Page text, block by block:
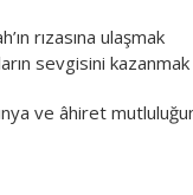
rızasına
sevgisini kazanmak
ve âhiret